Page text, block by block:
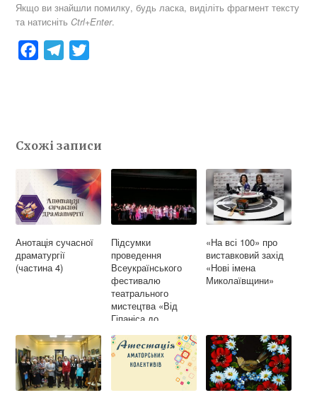
Якщо ви знайшли помилку, будь ласка, виділіть фрагмент тексту
та натисніть Ctrl+Enter.
o
o
r
a
m
e
r
Схожі записи
Анотація сучасної
драматургії
(частина 4)
Підсумки
проведення
Всеукраїнського
фестивалю
театрального
мистецтва «Від
Гіпаніса до
«На всі 100» про
виставковий захід
«Нові імена
Миколаївщини»